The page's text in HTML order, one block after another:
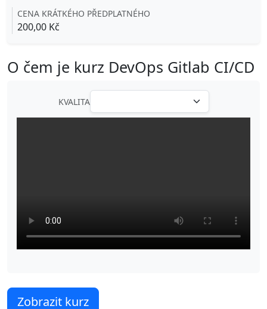
CENA KRÁTKÉHO PŘEDPLATNÉHO
200,00 Kč
O čem je kurz DevOps Gitlab CI/CD
KVALITA
Zobrazit kurz